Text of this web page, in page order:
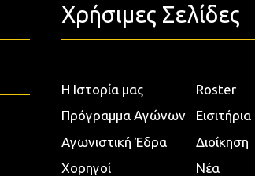
Χρήσιμες Σελίδες
Η Ιστορία μας
Roster
Πρόγραμμα Αγώνων
Εισιτήρια
Αγωνιστική Έδρα
Διοίκηση
Χορηγοί
Νέα